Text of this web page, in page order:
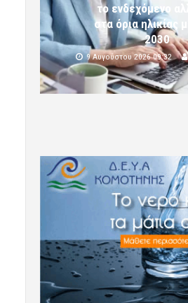
το ενδεχόμενο
στα όρια ηλικίας
2030
9 Αυγούστου 2026 09:32